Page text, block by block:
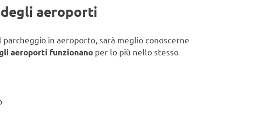
aeroporti
in aeroporto, sarà meglio conoscerne
aeroporti funzionano per lo più nello stesso